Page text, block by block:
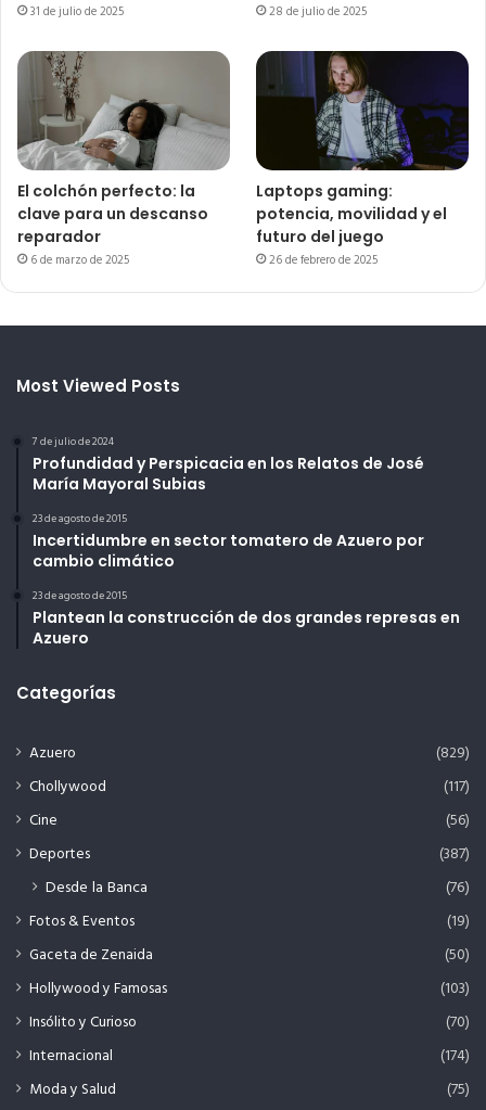
31 de julio de 2025 28 de julio de 2025
El colchón perfecto: la
clave para un descanso
reparador
6 de marzo de 2025
Laptops gaming:
potencia, movilidad y el
futuro del juego
26 de febrero de 2025
Most Viewed Posts
7 de julio de 2024
Profundidad y Perspicacia en los Relatos de José
María Mayoral Subias
23 de agosto de 2015
Incertidumbre en sector tomatero de Azuero por
cambio climático
23 de agosto de 2015
Plantean la construcción de dos grandes represas en
Azuero
Categorías
Azuero
(829)
Chollywood
(117)
Cine
(56)
Deportes
(387)
Desde la Banca (76)
Fotos & Eventos
(19)
Gaceta de Zenaida
(50)
Hollywood y Famosas
(103)
Insólito y Curioso
(70)
Internacional
(174)
Moda y Salud
(75)